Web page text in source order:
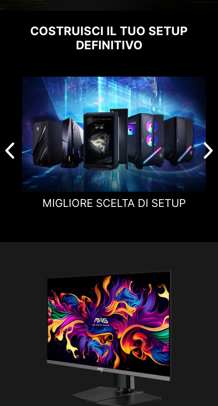
Tipo di pannelloQD-OLED
Formato16:9
Risoluzione del
pannello
3840 x 2160
(UHD)
Frequenza di aggiornamento240Hz
Tempo di risposta0,03ms (GtG)
COSTRUISCI IL TUO SETUP
DEFINITIVO
MIGLIORE SCELTA DI SETUP